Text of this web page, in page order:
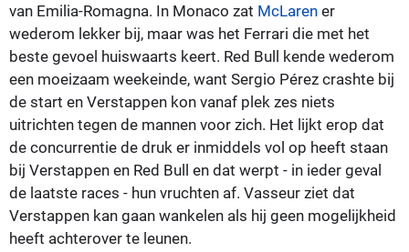
van Emilia-Romagna. In Monaco zat McLaren er
wederom lekker bij, maar was het Ferrari die met het
beste gevoel huiswaarts keert. Red Bull kende wederom
een moeizaam weekeinde, want Sergio Pérez crashte bij
de start en Verstappen kon vanaf plek zes niets
uitrichten tegen de mannen voor zich. Het lijkt erop dat
de concurrentie de druk er inmiddels vol op heeft staan
bij Verstappen en Red Bull en dat werpt - in ieder geval
de laatste races - hun vruchten af. Vasseur ziet dat
Verstappen kan gaan wankelen als hij geen mogelijkheid
heeft achterover te leunen.